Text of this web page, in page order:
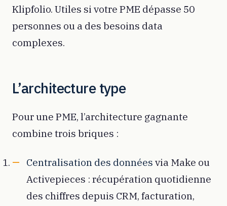
Klipfolio. Utiles si votre PME dépasse 50
personnes ou a des besoins data
complexes.
L’architecture type
Pour une PME, l’architecture gagnante
combine trois briques :
Centralisation des données via Make ou
Activepieces : récupération quotidienne
des chiffres depuis CRM, facturation,